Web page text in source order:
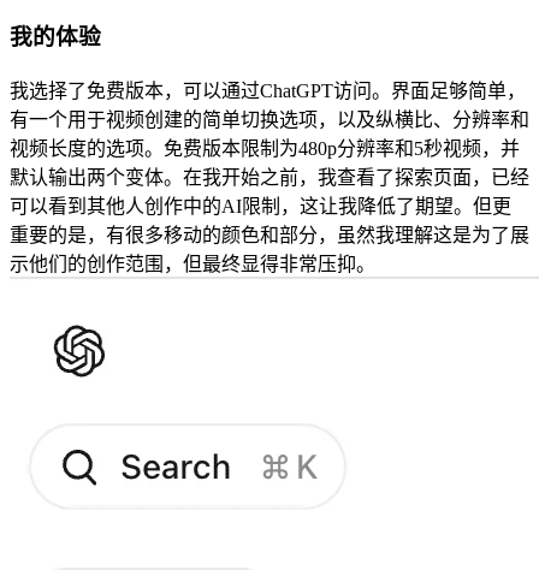
我的体验
我选择了免费版本，可以通过ChatGPT访问。界面足够简单，
有一个用于视频创建的简单切换选项，以及纵横比、分辨率和
视频长度的选项。免费版本限制为480p分辨率和5秒视频，并
默认输出两个变体。在我开始之前，我查看了探索页面，已经
可以看到其他人创作中的AI限制，这让我降低了期望。但更
重要的是，有很多移动的颜色和部分，虽然我理解这是为了展
示他们的创作范围，但最终显得非常压抑。